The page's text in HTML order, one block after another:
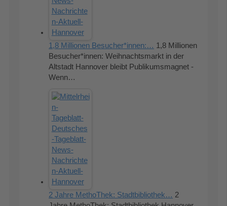
1,8 Millionen Besucher*innen:… 1,8 Millionen
Besucher*innen: Weihnachtsmarkt in der
Altstadt Hannover bleibt Publikumsmagnet -
Wenn…
2 Jahre MethoThek: Stadtbibliothek… 2